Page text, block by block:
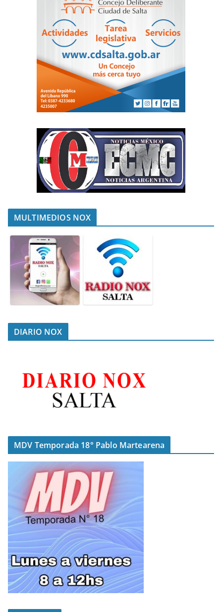
MULTIMEDIOS NOX
DIARIO NOX
MDV Temporada 18° Pablo Martearena